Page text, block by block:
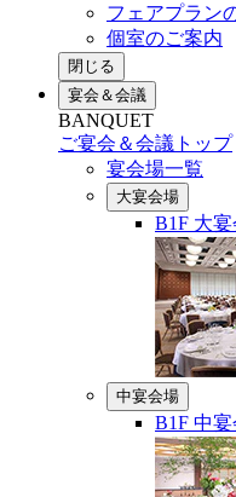
フェアプラン
個室のご案内
閉じる
宴会＆会議
BANQUET
ご宴会＆会議トップ
宴会場一覧
大宴会場
B1F 大宴
中宴会場
B1F 中宴